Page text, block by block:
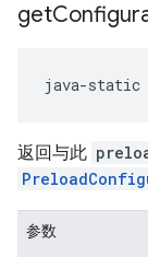
get
java-static
返回与此
参数